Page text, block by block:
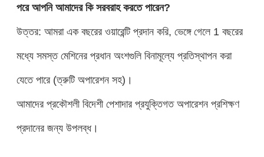
পরে আপনি আমাদের কি সরবরাহ করতে পারেন?
উত্তর: আমরা এক বছরের ওয়ারেন্টি প্রদান করি, ভেঙ্গে গেলে 1 বছরের
মধ্যে সমস্ত মেশিনের প্রধান অংশগুলি বিনামূল্যে প্রতিস্থাপন করা
যেতে পারে (ত্রুটি অপারেশন সহ)।
আমাদের প্রকৌশলী বিদেশী পেশাদার প্রযুক্তিগত অপারেশন প্রশিক্ষণ
প্রদানের জন্য উপলব্ধ।